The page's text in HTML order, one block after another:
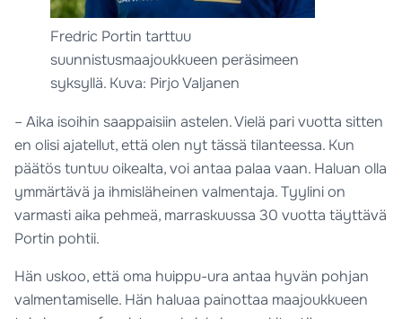
Fredric Portin tarttuu
suunnistusmaajoukkueen peräsimeen
syksyllä. Kuva: Pirjo Valjanen
– Aika isoihin saappaisiin astelen. Vielä pari vuotta sitten
en olisi ajatellut, että olen nyt tässä tilanteessa. Kun
päätös tuntuu oikealta, voi antaa palaa vaan. Haluan olla
ymmärtävä ja ihmisläheinen valmentaja. Tyylini on
varmasti aika pehmeä, marraskuussa 30 vuotta täyttävä
Portin pohtii.
Hän uskoo, että oma huippu-ura antaa hyvän pohjan
valmentamiselle. Hän haluaa painottaa maajoukkueen